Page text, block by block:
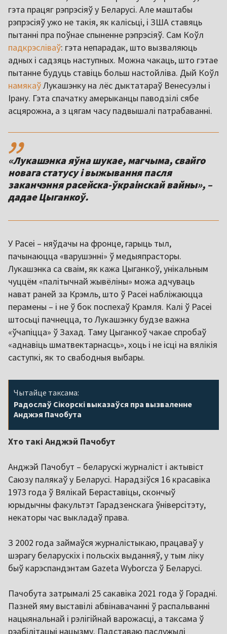
гэта працяг рэпрэсіяў у Беларусі. Але маштабы
рэпрэсіяў ужо не такія, як калісьці, і ЗША ставяць
пытанні пра поўнае спыненне рэпрэсіяў. Сам Коўл
падкрэсліваў: гэта непарадак, што вызваляюць
адных і садзяць наступных. Можна чакаць, што гэтае
пытанне будуць ставіць больш настойліва. Дый Коўл
намякаўЛукашэнку на лёс дыктатараў Венесуэлы і
Ірану. Гэта спачатку амерыканцы паводзілі сябе
асцярожна, а з цягам часу падвышалі патрабаванні.
,,
«Лукашэнка яўна шукае, магчыма, свайго
новага статусу і выжывання пасля
заканчэння расейска-ўкраінскай вайны», –
дадае Цыганкоў.
У Расеі – няўдачы на фронце, гарыць тыл,
пачынаюцца «варушэнні» ў медыяпрасторы.
Лукашэнка са сваім, як кажа Цыганкоў, унікальным
чуццём «палітычнай жывёліны» можа адчуваць
нават раней за Крэмль, што ў Расеі набліжаюцца
перамены – і не ў бок поспехаў Крамля. Калі ў Расеі
штосьці пачнецца, то Лукашэнку будзе важна
«ўчапіцца» ў Захад. Таму Цыганкоў чакае спробаў
«аднавіць шматвектарнасць», хоць і не ісці на вялікія
саступкі, як то свабодныя выбары.
Чытайце таксама:
Радослаў Сікорскі выказаўся пра вызваленне
Анджэя Пачобута
Хто такі Анджэй Пачобут
Анджэй Пачобут – беларускі журналіст і актывіст
Саюзу палякаў у Беларусі. Нарадзіўся 16 красавіка
1973 года ў Вялікай Бераставіцы, скончыў
юрыдычны факультэт Гарадзенскага ўніверсітэту,
некаторы час выкладаў права.
З 2002 года займаўся журналістыкаю, працаваў у
шэрагу беларускіх і польскіх выданняў, у тым ліку
быў карэспандэнтам Gazeta Wyborcza ў Беларусі.
Пачобута затрымалі 25 сакавіка 2021 года ў Горадні.
Пазней яму выставілі абвінавачанні ў распальванні
нацыянальнай і рэлігійнай варожасці, а таксама ў
рэабілітацыі нацызму. Падставаю паслужылі